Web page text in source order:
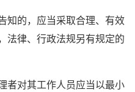
知的，应当采取合理、有效
法律、行政法规另有规定的
对其工作人员应当以最小